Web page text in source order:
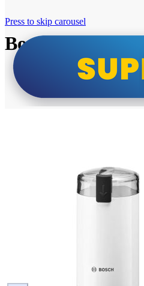
Bosch super cene
Press to skip carousel